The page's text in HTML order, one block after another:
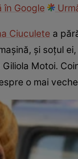
Google
Ciuculete a
și soțul ei,
Motoi.
o mai